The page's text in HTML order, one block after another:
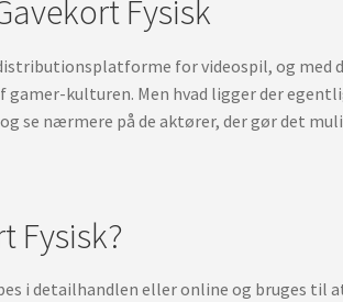
Fysisk
for videospil, og med
gamer-kulturen. Men hvad ligger der
se nærmere på de aktører, der gør det
Fysisk?
i detailhandlen eller online og bruges